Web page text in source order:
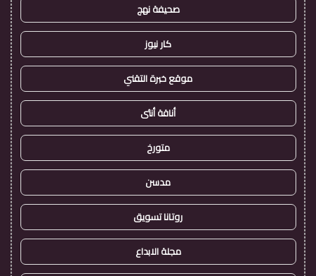
صحيفة نهج
كار نيوز
موقع خبرة التقني
أناقة أنثى
متورخ
مدسن
روتانا تسويق
مجلة الابداع